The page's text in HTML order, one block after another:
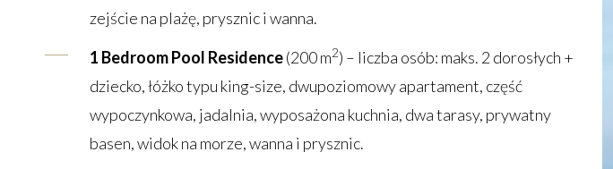
zejście na plażę, prysznic i wanna.
1 Bedroom Pool Residence(200 m2) – liczba osób: maks. 2 dorosłych +
dziecko, łóżko typu king-size, dwupoziomowy apartament, część
wypoczynkowa, jadalnia, wyposażona kuchnia, dwa tarasy, prywatny
basen, widok na morze, wanna i prysznic.